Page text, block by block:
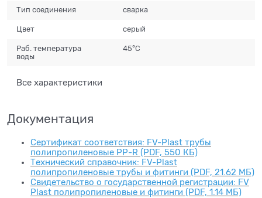
Тип соединения сварка
Цвет серый
Раб. температура
воды
45°C
Все характеристики
Документация
Сертификат соответствия: FV-Plast трубы
полипропиленовые PP-R (PDF, 550 КБ)
Технический справочник: FV-Plast
полипропиленовые трубы и фитинги (PDF, 21.62 МБ)
Свидетельство о государственной регистрации: FV
Plast полипропиленовые и фитинги (PDF, 1.14 МБ)